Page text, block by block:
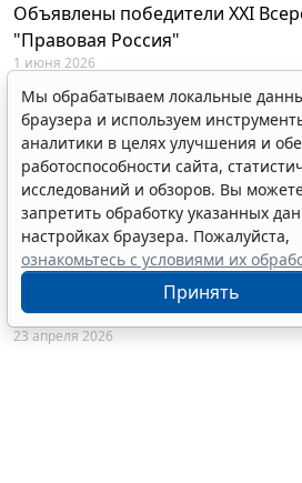
Объявлены победители XXI
"Правовая Россия"
1 июня 2026
29 мая будут объявлены
Всероссийского конкурса
27 мая 2026
AI-ассистент Искра теперь
техническую документацию
28 апреля 2026
"ГАРАНТ Электронный
вебинар по работе с AI-
23 апреля 2026
Мы обрабатываем локальные
браузера и используем
аналитики в целях улучшения и
работоспособности сайта,
исследований и обзоров. Вы
запретить обработку указанных
настройках браузера. Пожалуйста,
ознакомьтесь с условиями их
Принять